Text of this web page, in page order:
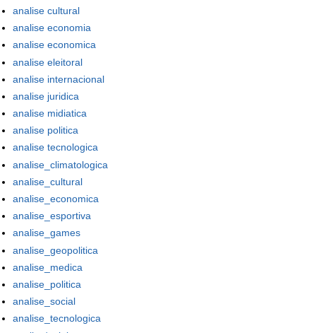
analise cultural
analise economia
analise economica
analise eleitoral
analise internacional
analise juridica
analise midiatica
analise politica
analise tecnologica
analise_climatologica
analise_cultural
analise_economica
analise_esportiva
analise_games
analise_geopolitica
analise_medica
analise_politica
analise_social
analise_tecnologica